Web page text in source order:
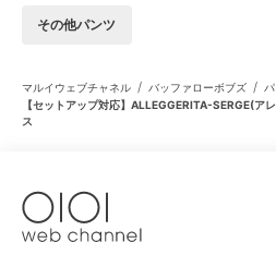
その他パンツ
マルイウェブチャネル / バッファローボブズ /
【セットアップ対応】ALLEGGERITA-SERGE(ア
ス